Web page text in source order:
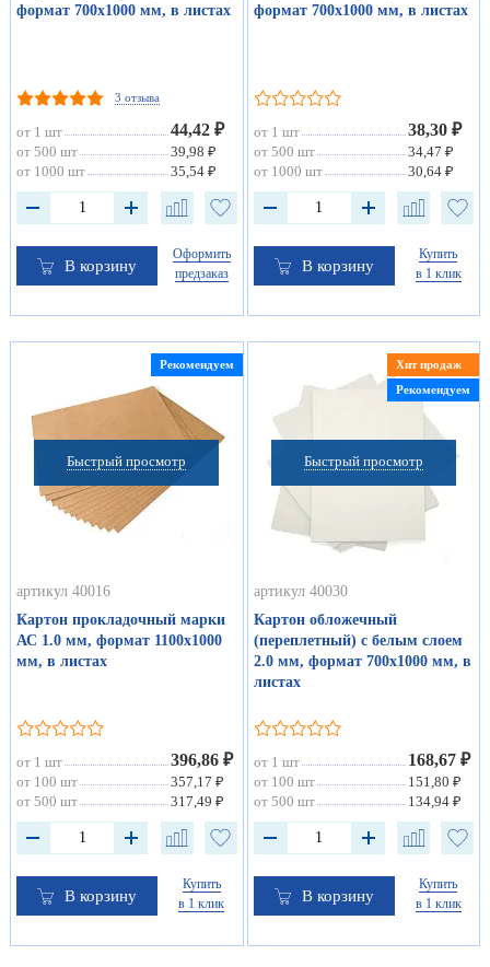
формат 700х1000 мм, в листах
3 отзыва
от 1 шт 44,42 ₽
от 500 шт
39,98 ₽
от 1000 шт
35,54 ₽
В корзину
Оформить
предзаказ
формат 700х1000 мм, в листах
от 1 шт 38,30 ₽
от 500 шт
34,47 ₽
от 1000 шт
30,64 ₽
В корзину
Купить
в 1 клик
Быстрый просмотр
Рекомендуем
артикул 40016
Картон прокладочный марки
АС 1.0 мм, формат 1100х1000
мм, в листах
от 1 шт 396,86 ₽
от 100 шт
357,17 ₽
от 500 шт
317,49 ₽
В корзину
Купить
в 1 клик
Быстрый просмотр
Хит продаж
Рекомендуем
артикул 40030
Картон обложечный
(переплетный) с белым слоем
2.0 мм, формат 700х1000 мм, в
листах
от 1 шт 168,67 ₽
от 100 шт
151,80 ₽
от 500 шт
134,94 ₽
В корзину
Купить
в 1 клик